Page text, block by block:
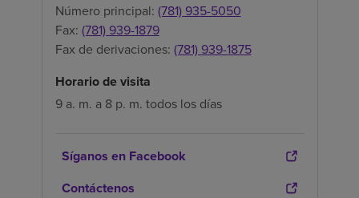
Número principal: (781) 935-5050
Fax: (781) 939-1879
Fax de derivaciones: (781) 939-1875
Horario de visita
9 a. m. a 8 p. m. todos los días
Síganos en Facebook
Contáctenos